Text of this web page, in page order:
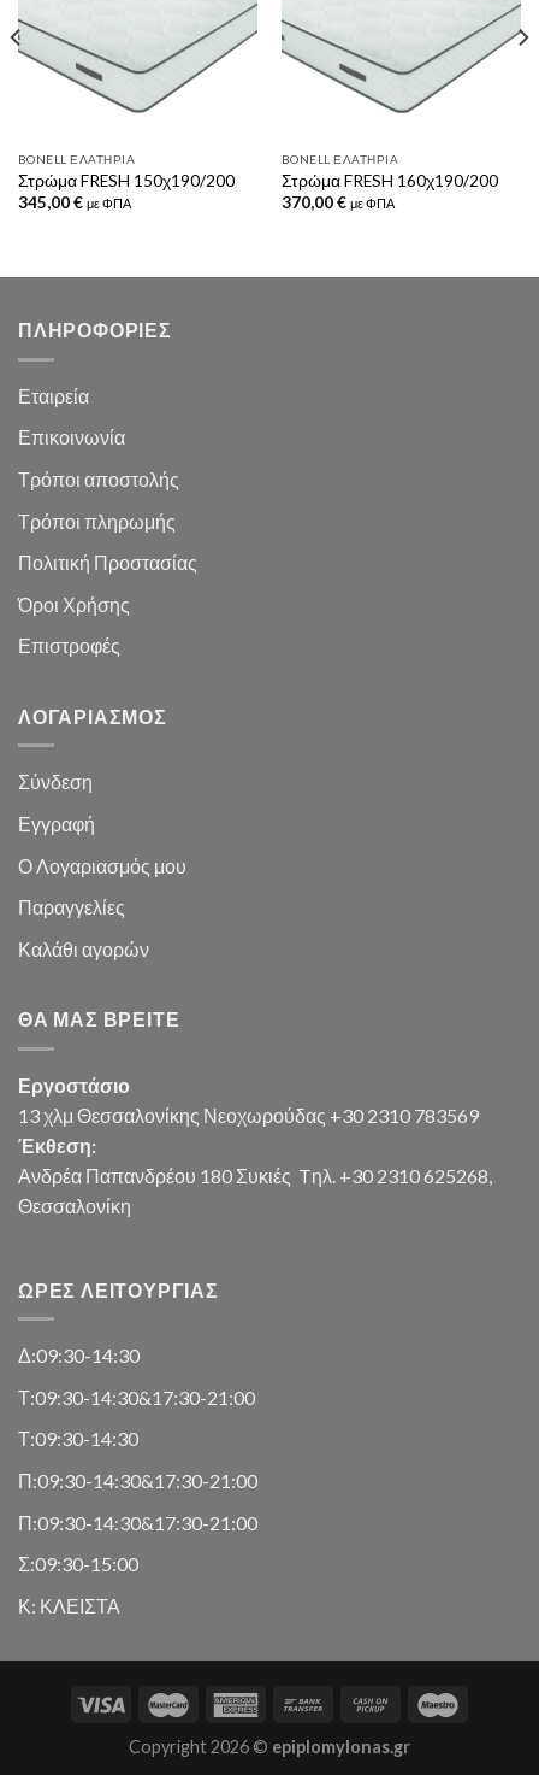
BONELL ΕΛΑΤΉΡΙΑ
Στρώμα FRESH 150χ190/200
345,00€ με ΦΠΑ
BONELL ΕΛΑΤΉΡΙΑ
Στρώμα FRESH 160χ190/200
370,00€ με ΦΠΑ
ΠΛΗΡΟΦΟΡΙΕΣ
Εταιρεία
Επικοινωνία
Τρόποι αποστολής
Τρόποι πληρωμής
Πολιτική Προστασίας
Όροι Χρήσης
Επιστροφές
ΛΟΓΑΡΙΑΣΜΌΣ
Σύνδεση
Εγγραφή
Ο Λογαριασμός μου
Παραγγελίες
Καλάθι αγορών
ΘΑ ΜΑΣ ΒΡΕΊΤΕ
Εργοστάσιο
13 χλμ Θεσσαλονίκης Νεοχωρούδας +30 2310 783569
Έκθεση:
Ανδρέα Παπανδρέου 180 Συκιές Tηλ. +30 2310 625268,
Θεσσαλονίκη
ΏΡΕΣ ΛΕΙΤΟΥΡΓΊΑΣ
Δ:09:30-14:30
Τ:09:30-14:30&17:30-21:00
Τ:09:30-14:30
Π:09:30-14:30&17:30-21:00
Π:09:30-14:30&17:30-21:00
Σ:09:30-15:00
Κ: ΚΛΕΙΣΤΑ
Copyright 2026 © epiplomylonas.gr